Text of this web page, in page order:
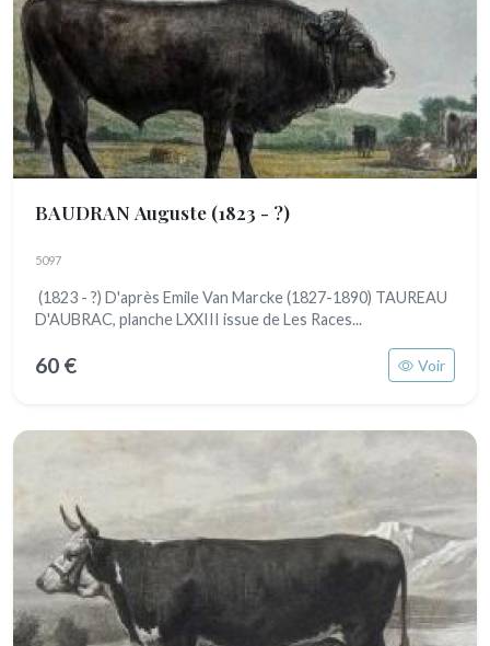
BAUDRAN Auguste (1823 - ?)
5097
(1823 - ?) D'après Emile Van Marcke (1827-1890) TAUREAU
D'AUBRAC, planche LXXIII issue de Les Races...
60 € Voir